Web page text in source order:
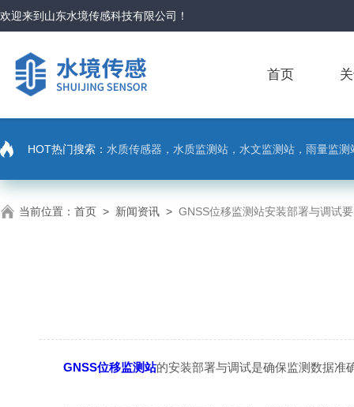
欢迎来到 山东水境传感科技有限公司 ！
首页
HOT热门搜索： 水质传感器，水质监测站，水文监测站，雨量监
当前位置： 首页 > 新闻资讯 > GNSS位移监测站安装部署与调试
GNSS位移监测站的安装部署与调试是确保监测数据准